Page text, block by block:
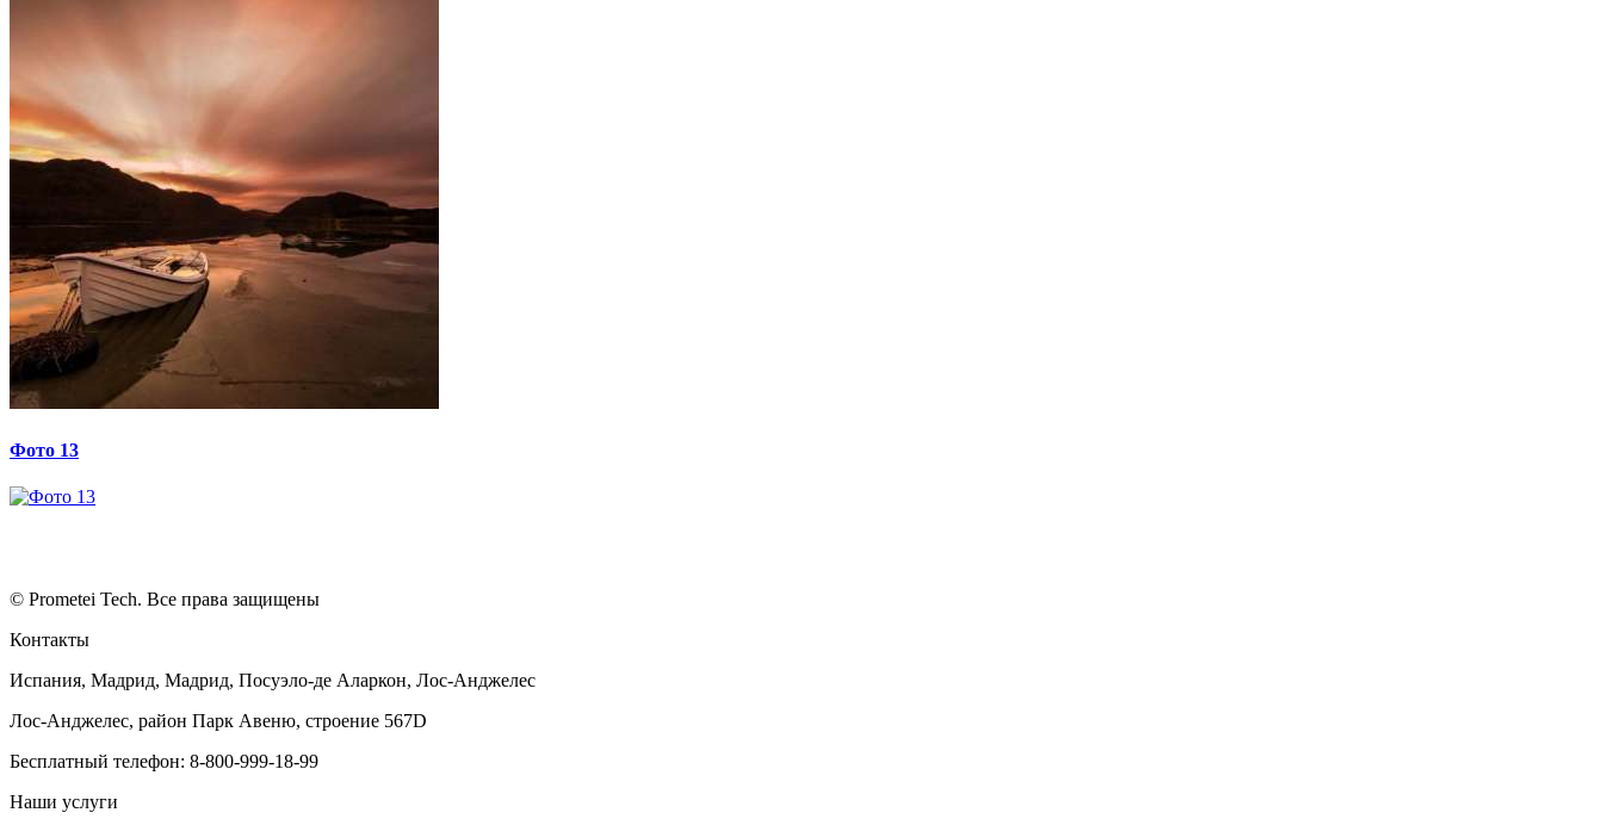
Фото 13
© Prometei Tech. Все права защищены
Контакты
Испания, Мадрид, Мадрид, Посуэло-де Аларкон, Лос-Анджелес
Лос-Анджелес, район Парк Авеню, строение 567D
Бесплатный телефон: 8-800-999-18-99
Наши услуги